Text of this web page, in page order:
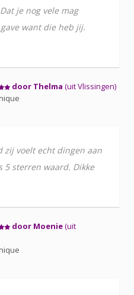
je nog vele mag
want die heb jij.
door Thelma (uit Vlissingen)
zij voelt echt dingen aan
5 sterren waard. Dikke
door Moenie(uit